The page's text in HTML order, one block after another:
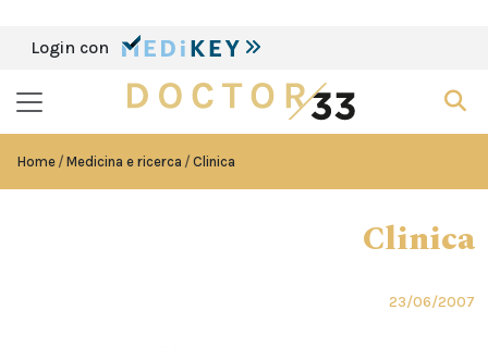
Login con
Home Medicina e ricerca Clinica
Clinica
23/06/2007